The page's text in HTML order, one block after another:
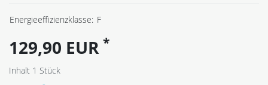
Energieeffizienzklasse: F
129,90 EUR *
Inhalt 1 Stück